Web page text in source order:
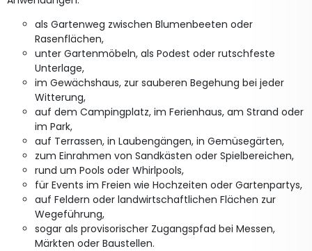
als Gartenweg zwischen Blumenbeeten oder
Rasenflächen,
unter Gartenmöbeln, als Podest oder rutschfeste
Unterlage,
im Gewächshaus, zur sauberen Begehung bei jeder
Witterung,
auf dem Campingplatz, im Ferienhaus, am Strand oder
im Park,
auf Terrassen, in Laubengängen, in Gemüsegärten,
zum Einrahmen von Sandkästen oder Spielbereichen,
rund um Pools oder Whirlpools,
für Events im Freien wie Hochzeiten oder Gartenpartys,
auf Feldern oder landwirtschaftlichen Flächen zur
Wegeführung,
sogar als provisorischer Zugangspfad bei Messen,
Märkten oder Baustellen.